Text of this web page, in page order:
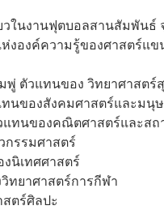
ในงานฟุตบอลสานสัมพันธ์
องค์ความรู้ของศาสตร์แข
พู่ ตัวแทนของ วิทยาศาสตร์
นของสังคมศาสตร์และมนุ
ทนของคณิตศาสตร์และสถ
กรรมศาสตร์
นิเทศศาสตร์
ทยาศาสตร์การกีฬา
ตร์ศิลปะ